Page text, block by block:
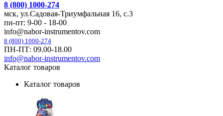
8 (800) 1000-274
мск, ул.Садовая-Триумфальная 16, с.3
пн-пт: 9-00 - 18-00
info@nabor-instrumentov.com
8 (800) 1000-274
ПН-ПТ: 09.00-18.00
info@nabor-instrumentov.com
Каталог товаров
Каталог товаров